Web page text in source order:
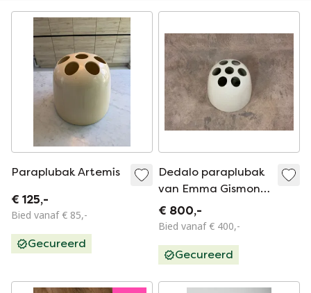
Paraplubak Artemis
€ 125,-
Bied vanaf € 85,-
Gecureerd
Dedalo paraplubak
van Emma Gismondi
Schweinberger voor
Artemide, jaren 60
€ 800,-
Bied vanaf € 400,-
Gecureerd